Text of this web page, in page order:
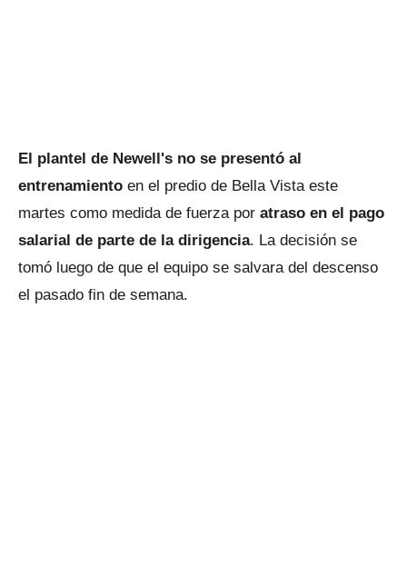
El plantel de Newell's no se presentó al
entrenamiento en el predio de Bella Vista este
martes como medida de fuerza por atraso en el pago
salarial de parte de la dirigencia. La decisión se
tomó luego de que el equipo se salvara del descenso
el pasado fin de semana.